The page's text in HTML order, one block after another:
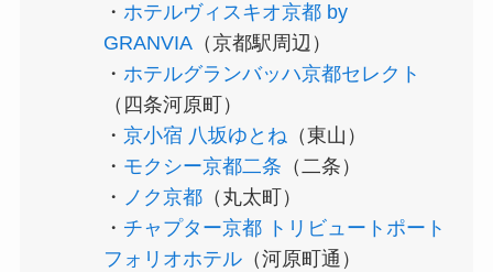
・ホテルヴィスキオ京都 by
GRANVIA （京都駅周辺）
・ホテルグランバッハ京都セレクト
（四条河原町）
・京小宿 八坂ゆとね （東山）
・ モクシー京都二条 （二条）
・ ノク京都 （丸太町）
・ チャプター京都 トリビュートポート
フォリオホテル （河原町通）